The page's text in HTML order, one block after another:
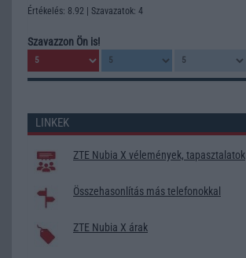
Értékelés: 8.92 | Szavazatok: 4
Szavazzon Ön is!
LINKEK
ZTE Nubia X vélemények, tapasztalatok
Összehasonlítás más telefonokkal
ZTE Nubia X árak